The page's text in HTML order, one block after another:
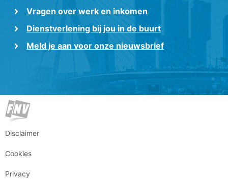
Vragen over werk en inkomen
Dienstverlening bij jou in de buurt
Meld je aan voor onze nieuwsbrief
Disclaimer
Cookies
Privacy